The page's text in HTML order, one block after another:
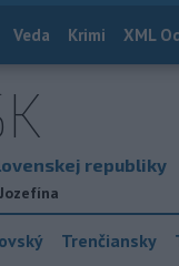
Veda Krimi XML
republiky
Jozefína
Trenčiansky